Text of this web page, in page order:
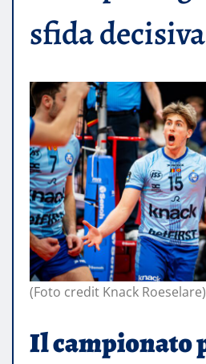
sfida decisiva
(Foto credit Knack Roeselare)
Il campionato